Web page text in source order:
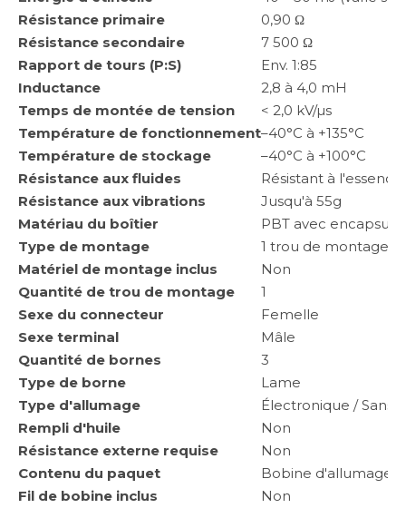
Résistance primaire
0,90 Ω
Résistance secondaire
7 500 Ω
Rapport de tours (P:S)
Env. 1:85
Inductance
2,8 à 4,0 mH
Temps de montée de tension
< 2,0 kV/µs
Température de fonctionnement–40°C à +135°C
Température de stockage
–40°C à +100°C
Résistance aux fluides
Résistant à
Résistance aux vibrations
Jusqu'à 55g
Matériau du boîtier
PBT avec
Type de montage
1 trou de montage
Matériel de montage inclus
Non
Quantité de trou de montage
1
Sexe du connecteur
Femelle
Sexe terminal
Mâle
Quantité de bornes
3
Type de borne
Lame
Type d'allumage
Électronique / Sans
Rempli d'huile
Non
Résistance externe requise
Non
Contenu du paquet
Bobine d'allumage,
Fil de bobine inclus
Non